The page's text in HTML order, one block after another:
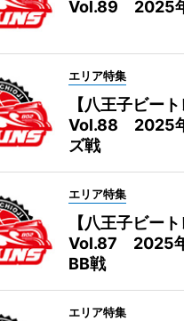
Vol.89 2025年
エリア特集
【八王子ビー
Vol.88 2025年
ズ戦
エリア特集
【八王子ビー
Vol.87 2025年
BB戦
エリア特集